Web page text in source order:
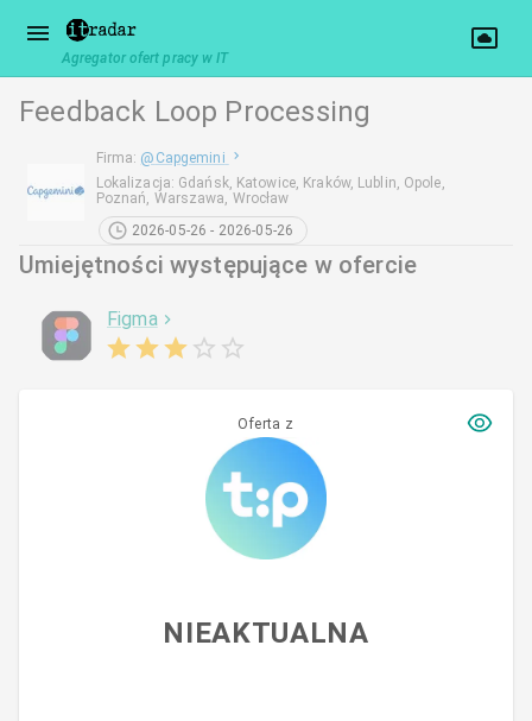
Agregator ofert pracy w IT
Feedback Loop Processing
Firma: @ Capgemini
Lokalizacja: Gdańsk, Katowice, Kraków, Lublin, Opole,
Poznań, Warszawa, Wrocław
2026-05-26 - 2026-05-26
Umiejętności występujące w ofercie
Figma
Oferta z
NIEAKTUALNA